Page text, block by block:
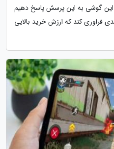
این گوشی به این پرسش پاسخ دهیم
فراوری کند که ارزش خرید بالایی